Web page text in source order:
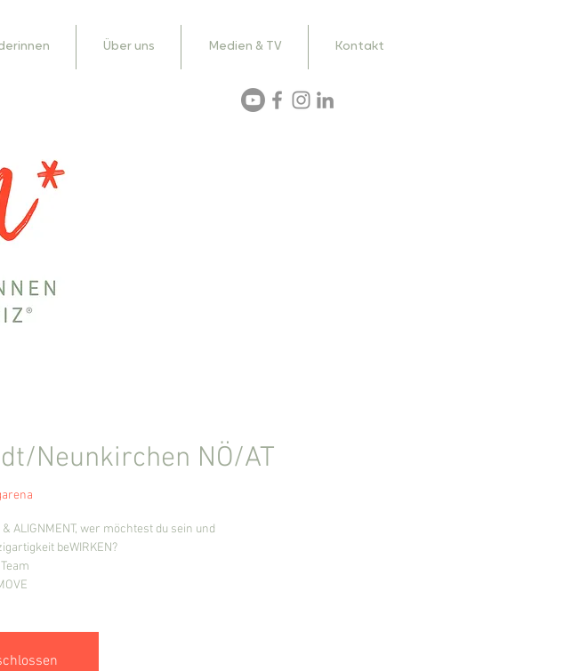
Über uns Medien & TV Kontakt
Neunkirchen NÖ/AT
ALIGNMENT, wer möchtest du sein und
beWIRKEN?